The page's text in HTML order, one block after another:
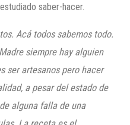
saber-hacer.
Acá todos sabemos todo.
siempre hay alguien
ser artesanos pero hacer
a pesar del estado de
alguna falla de una